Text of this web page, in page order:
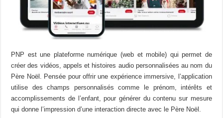
PNP est une plateforme numérique (web et mobile) qui permet de
créer des vidéos, appels et histoires audio personnalisées au nom du
Père Noël. Pensée pour offrir une expérience immersive, l’application
utilise des champs personnalisés comme le prénom, intérêts et
accomplissements de l’enfant, pour générer du contenu sur mesure
qui donne l’impression d’une interaction directe avec le Père Noël.